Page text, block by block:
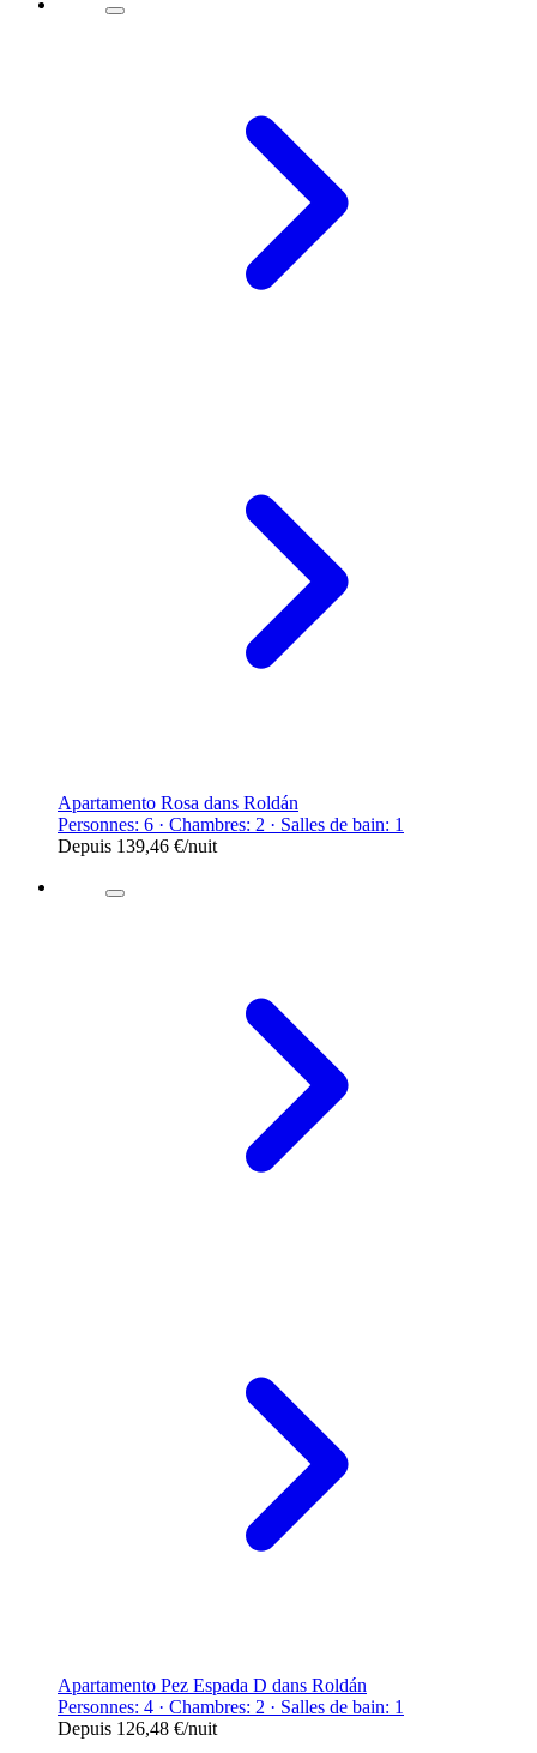
Apartamento Rosa dans Roldán
Personnes: 6 · Chambres: 2 · Salles de bain: 1
Depuis 139,46 €/nuit
Apartamento Pez Espada D dans Roldán
Personnes: 4 · Chambres: 2 · Salles de bain: 1
Depuis 126,48 €/nuit